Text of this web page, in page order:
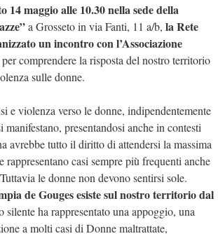
14 maggio alle 10.30 nella sede della
a Grosseto in via Fanti, 11 a/b, la Rete
un incontro con l’Associazione
per comprendere la risposta del nostro territorio
sulle donne.
e violenza verso le donne, indipendentemente
manifestano, presentandosi anche in contesti
avrebbe tutto il diritto di attendersi la massima
rappresentano casi sempre più frequenti anche
le donne non devono sentirsi sole.
de Gouges esiste sul nostro territorio dal
silente ha rappresentato una appoggio, una
a molti casi di Donne maltrattate,